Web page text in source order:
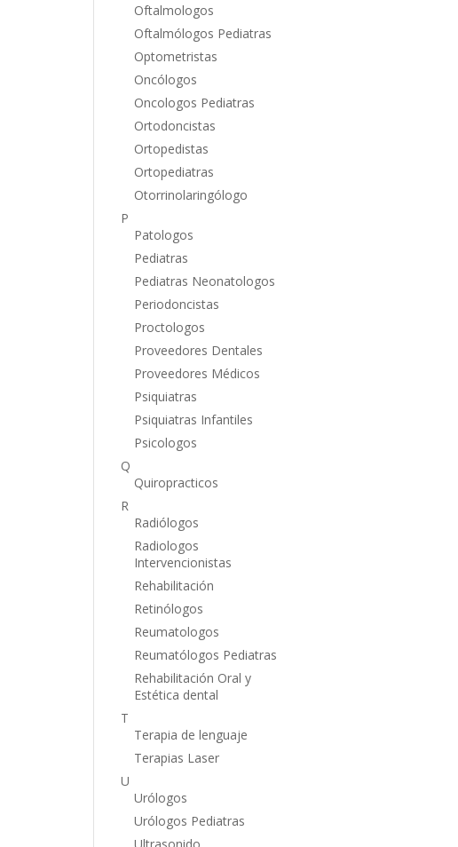
Oftalmologos
Oftalmólogos Pediatras
Optometristas
Oncólogos
Oncologos Pediatras
Ortodoncistas
Ortopedistas
Ortopediatras
Otorrinolaringólogo
P
Patologos
Pediatras
Pediatras Neonatologos
Periodoncistas
Proctologos
Proveedores Dentales
Proveedores Médicos
Psiquiatras
Psiquiatras Infantiles
Psicologos
Q
Quiropracticos
R
Radiólogos
Radiologos
Intervencionistas
Rehabilitación
Retinólogos
Reumatologos
Reumatólogos Pediatras
Rehabilitación Oral y
Estética dental
T
Terapia de lenguaje
Terapias Laser
U
Urólogos
Urólogos Pediatras
Ultrasonido